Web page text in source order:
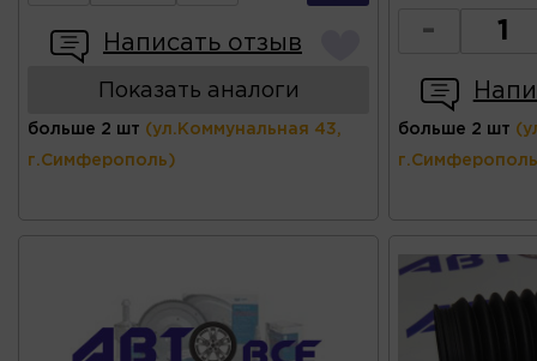
Написать отзыв
Показать аналоги
больше 2 шт (ул.Коммунальная 43,
г.Симферополь)
-
больше 2 шт